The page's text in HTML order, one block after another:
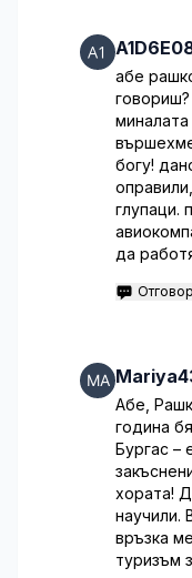
абе
говориш?
миналата
богу!
глупаци.
да
Абе,
година
Бургас –
хората!
научили.
връзка
туризъм